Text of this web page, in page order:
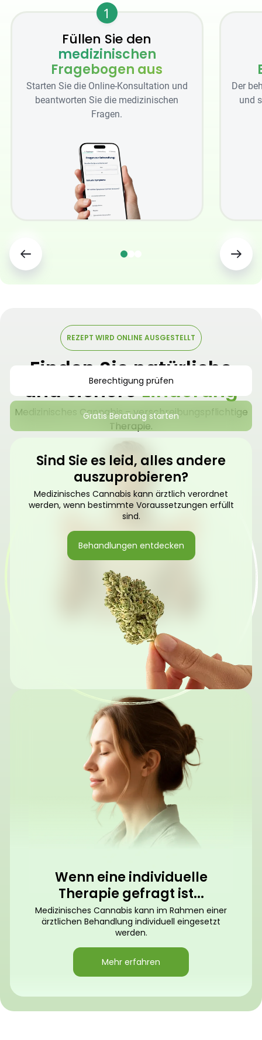
1
Füllen Sie den
medizinischen
Fragebogen aus
Starten Sie die Online-Konsultation und
beantworten Sie die medizinischen
Fragen.
Der
und
REZEPT WIRD ONLINE AUSGESTELLT
Finden Sie natürliche
und sichereLinderung
Medizinisches Cannabis – verschreibungspflichtige
Therapie.
Berechtigung prüfen
Gratis Beratung starten
Sind Sie es leid, alles andere
auszuprobieren?
Medizinisches Cannabis kann ärztlich verordnet
werden, wenn bestimmte Voraussetzungen erfüllt
sind.
Behandlungen entdecken
Wenn eine individuelle
Therapie gefragt ist...
Medizinisches Cannabis kann im Rahmen einer
ärztlichen Behandlung individuell eingesetzt
werden.
Mehr erfahren